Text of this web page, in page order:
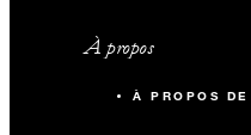
À propos
À PROPOS